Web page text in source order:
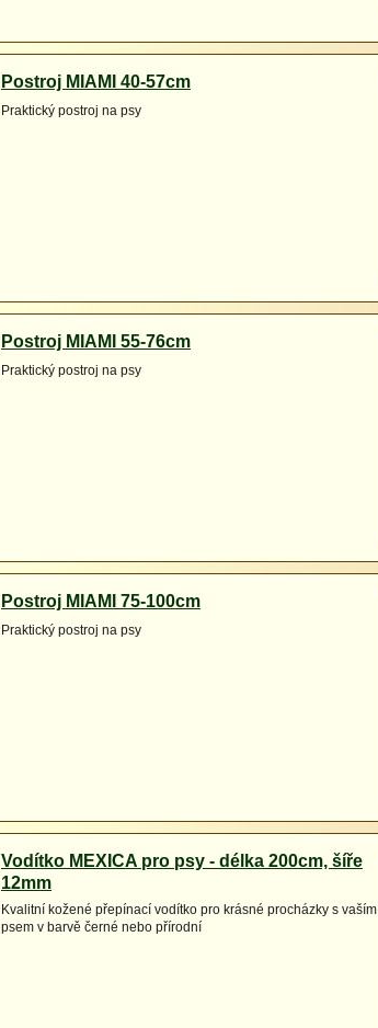
Postroj MIAMI 40-57cm
Praktický postroj na psy
Postroj MIAMI 55-76cm
Praktický postroj na psy
Postroj MIAMI 75-100cm
Praktický postroj na psy
Vodítko MEXICA pro psy - délka 200cm, šíře
12mm
Kvalitní kožené přepínací vodítko pro krásné procházky s vaším
psem v barvě černé nebo přírodní